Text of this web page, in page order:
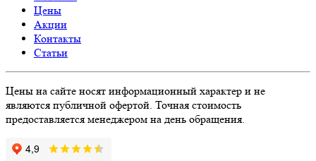
Цены
Акции
Контакты
Статьи
Цены на сайте носят информационный характер и не
являются публичной офертой. Точная стоимость
предоставляется менеджером на день обращения.